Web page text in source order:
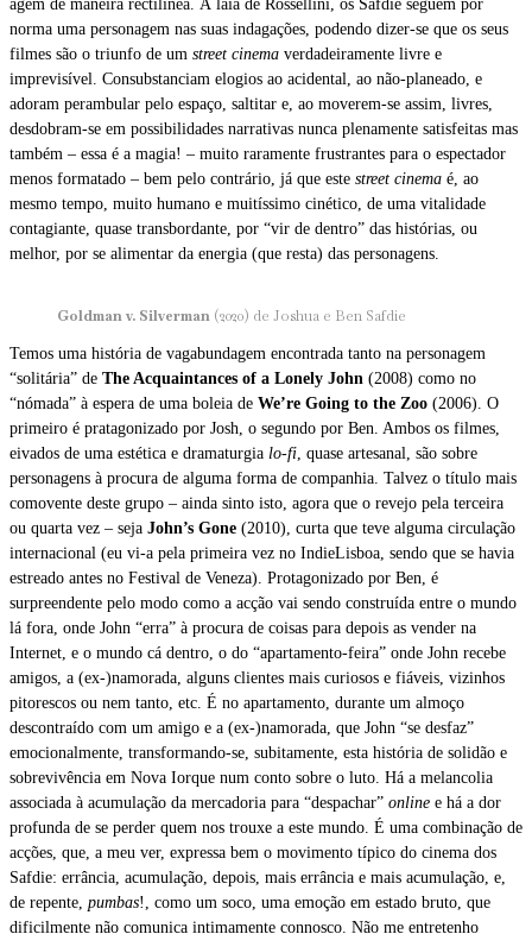
agem de maneira rectilínea. À laia de Rossellini, os Safdie seguem por
norma uma personagem nas suas indagações, podendo dizer-se que os seus
filmes são o triunfo de um street cinema verdadeiramente livre e
imprevisível. Consubstanciam elogios ao acidental, ao não-planeado, e
adoram perambular pelo espaço, saltitar e, ao moverem-se assim, livres,
desdobram-se em possibilidades narrativas nunca plenamente satisfeitas mas
também – essa é a magia! – muito raramente frustrantes para o espectador
menos formatado – bem pelo contrário, já que este street cinema é, ao
mesmo tempo, muito humano e muitíssimo cinético, de uma vitalidade
contagiante, quase transbordante, por “vir de dentro” das histórias, ou
melhor, por se alimentar da energia (que resta) das personagens.
Goldman v. Silverman (2020) de Joshua e Ben Safdie
Temos uma história de vagabundagem encontrada tanto na personagem
“solitária” de The Acquaintances of a Lonely John (2008) como no
“nómada” à espera de uma boleia de We’re Going to the Zoo (2006). O
primeiro é pratagonizado por Josh, o segundo por Ben. Ambos os filmes,
eivados de uma estética e dramaturgia lo-fi quase artesanal, são sobre
personagens à procura de alguma forma de companhia. Talvez o título mais
comovente deste grupo – ainda sinto isto, agora que o revejo pela terceira
ou quarta vez – seja John’s Gone (2010), curta que teve alguma circulação
internacional (eu vi-a pela primeira vez no IndieLisboa, sendo que se havia
estreado antes no Festival de Veneza). Protagonizado por Ben, é
surpreendente pelo modo como a acção vai sendo construída entre o mundo
lá fora, onde John “erra” à procura de coisas para depois as vender na
Internet, e o mundo cá dentro, o do “apartamento-feira” onde John recebe
amigos, a (ex-)namorada, alguns clientes mais curiosos e fiáveis, vizinhos
pitorescos ou nem tanto, etc. É no apartamento, durante um almoço
descontraído com um amigo e a (ex-)namorada, que John “se desfaz”
emocionalmente, transformando-se, subitamente, esta história de solidão e
sobrevivência em Nova Iorque num conto sobre o luto. Há a melancolia
associada à acumulação da mercadoria para “despachar” online e há a dor
profunda de se perder quem nos trouxe a este mundo. É uma combinação de
acções, que, a meu ver, expressa bem o movimento típico do cinema dos
Safdie: errância, acumulação, depois, mais errância e mais acumulação, e,
de repente, pumbas!, como um soco, uma emoção em estado bruto, que
dificilmente não comunica intimamente connosco. Não me entretenho